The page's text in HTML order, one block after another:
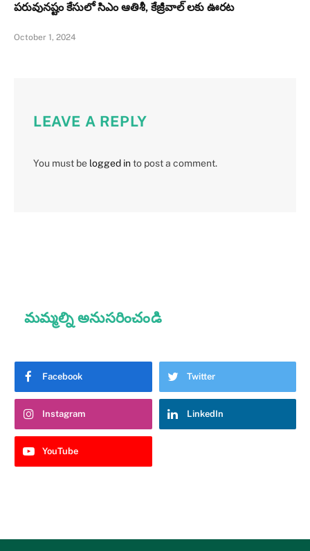
పరువునష్టం కేసులో సిఎం ఆతిశీ, కేజ్రీవాల్ లకు ఊరట
October 1, 2024
LEAVE A REPLY
You must be logged into post a comment.
మమ్మల్ని అనుసరించండి
Facebook Twitter
Instagram LinkedIn
YouTube